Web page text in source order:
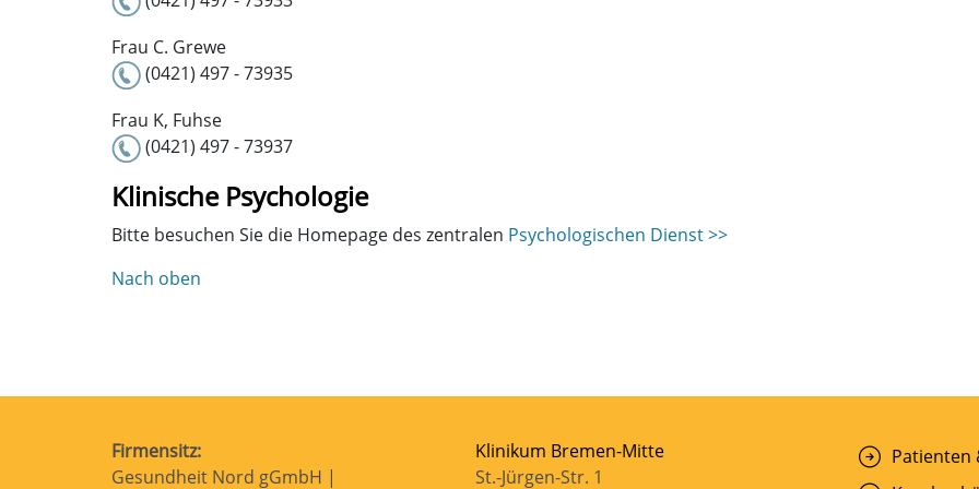
Frau C. Grewe
(0421) 497 - 73935
Frau K, Fuhse
(0421) 497 - 73937
Klinische Psychologie
Bitte besuchen Sie die Homepage des zentralen Psychologischen Dienst >>
Nach oben
Firmensitz:
Gesundheit Nord gGmbH |
Klinikum Bremen-Mitte
St.-Jürgen-Str. 1
Patienten